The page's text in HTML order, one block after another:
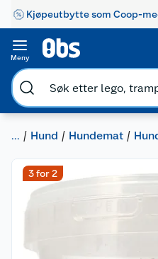
Kjøpeutbytte som Coop-
Meny
... Hund Hundemat
3 for 2